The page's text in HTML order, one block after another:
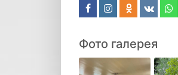
Фото галерея